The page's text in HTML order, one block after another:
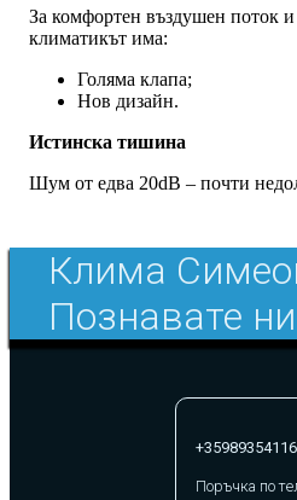
За комфортен въздушен поток
климатикът има:
Голяма клапа;
Нов дизайн.
Истинска тишина
Шум от едва 20dB – почти
Клима
Познавате
Поръчка по